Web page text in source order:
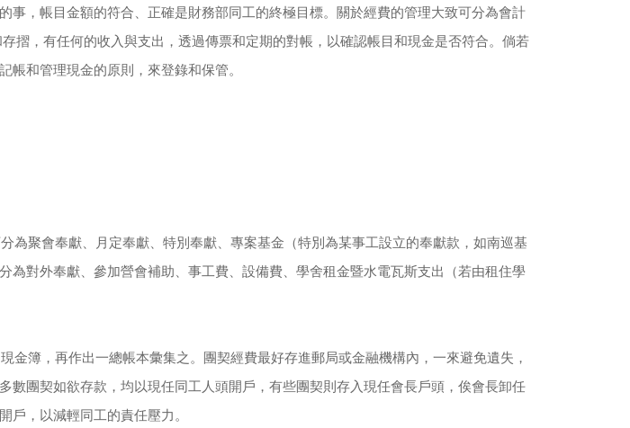
，帳目金額的符合、正確是財務部同工的終極目標。關於經費的管理大致可分為會計
摺，有任何的收入與支出，透過傳票和定期的對帳，以確認帳目和現金是否符合。倘若
帳和管理現金的原則，來登錄和保管。
為聚會奉獻、月定奉獻、特別奉獻、專案基金（特別為某事工設立的奉獻款，如南巡基
對外奉獻、參加營會補助、事工費、設備費、學舍租金暨水電瓦斯支出（若由租住學
簿，再作出一總帳本彙集之。團契經費最好存進郵局或金融機構內，一來避免遺失，
團契如欲存款，均以現任同工人頭開戶，有些團契則存入現任會長戶頭，俟會長卸任
戶，以減輕同工的責任壓力。